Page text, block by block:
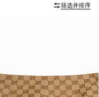
筛选并排序